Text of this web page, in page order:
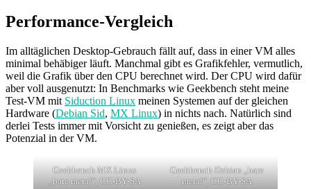
Performance-Vergleich
Im alltäglichen Desktop-Gebrauch fällt auf, dass in einer VM alles
minimal behäbiger läuft. Manchmal gibt es Grafikfehler, vermutlich,
weil die Grafik über den CPU berechnet wird. Der CPU wird dafür
aber voll ausgenutzt: In Benchmarks wie Geekbench steht meine
Test-VM mit Siduction Linux meinen Systemen auf der gleichen
Hardware (Debian Sid, MX Linux) in nichts nach. Natürlich sind
derlei Tests immer mit Vorsicht zu genießen, es zeigt aber das
Potenzial in der VM.
Geekbench MX Linux
„bare metal“, CC-BY-SA
Geekbench Debian „bare
metal“, CC-BY-SA